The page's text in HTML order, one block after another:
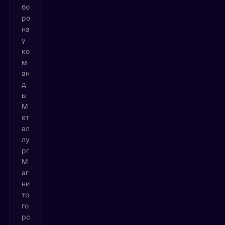
бо
ро
на
у
ко
м
ан
д
ы
М
ет
ал
лу
рг
М
аг
ни
то
го
рс